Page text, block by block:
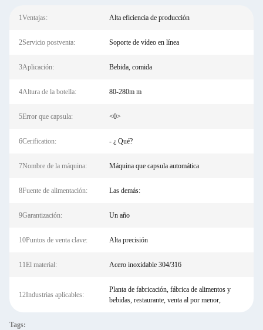
1Ventajas: Alta eficiencia de producción
2Servicio postventa: Soporte de vídeo en línea
3Aplicación: Bebida, comida
4Altura de la botella: 80-280m m
5Error que capsula: <0>
6Cerification: - ¿ Qué?
7Nombre de la máquina: Máquina que capsula automática
8Fuente de alimentación: Las demás:
9Garantización: Un año
10Puntos de venta clave: Alta precisión
11El material: Acero inoxidable 304/316
12Industrias aplicables:
Planta de fabricación, fábrica de alimentos y
bebidas, restaurante, venta al por menor,
Tags: